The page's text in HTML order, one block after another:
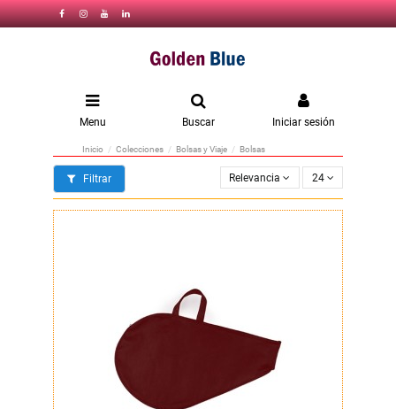
Menu Buscar Iniciar sesión
Inicio Colecciones Bolsas y Viaje Bolsas
Filtrar Relevancia 24